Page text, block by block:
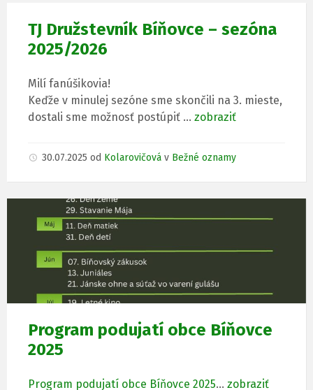
TJ Družstevník Bíňovce – sezóna
2025/2026
Milí fanúšikovia!
Keďže v minulej sezóne sme skončili na 3. mieste,
dostali sme možnosť postúpiť … zobraziť
30.07.2025 od Kolarovičová v Bežné oznamy
Program podujatí obce Bíňovce
2025
Program podujatí obce Bíňovce 2025… zobraziť